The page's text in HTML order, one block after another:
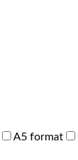
A5 format